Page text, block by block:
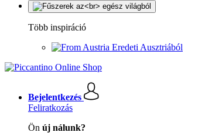
Több inspiráció
Eredeti Ausztriából
Bejelentkezés
Feliratkozás
Ön új nálunk?